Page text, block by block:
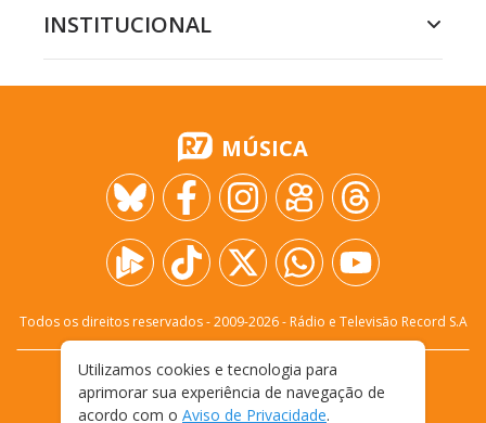
INSTITUCIONAL
MÚSICA
Todos os direitos reservados - 2009-2026- Rádio e Televisão Record S.A
FALE CONOSCO
PRIVACIDADE
TERMOS E CONDIÇÕES DE USO
Utilizamos cookies e tecnologia para
aprimorar sua experiência de navegação de
acordo com o Aviso de Privacidade.